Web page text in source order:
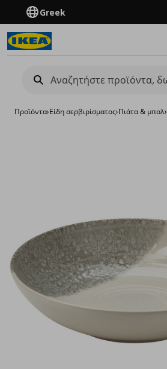
Greek
Προϊόντα›Είδη σερβιρίσματος›Πιάτα & μπολ›